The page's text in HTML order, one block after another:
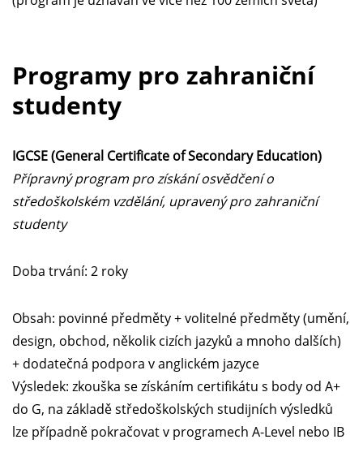
Programy pro zahraniční
studenty
IGCSE (General Certificate of Secondary Education)
Přípravný program pro získání osvědčení o
středoškolském vzdělání, upravený pro zahraniční
studenty
Doba trvání: 2 roky
Obsah: povinné předměty + volitelné předměty (umění,
design, obchod, několik cizích jazyků a mnoho dalších)
+ dodatečná podpora v anglickém jazyce
Výsledek: zkouška se získáním certifikátu s body od A+
do G, na základě středoškolských studijních výsledků
lze případně pokračovat v programech A-Level nebo IB